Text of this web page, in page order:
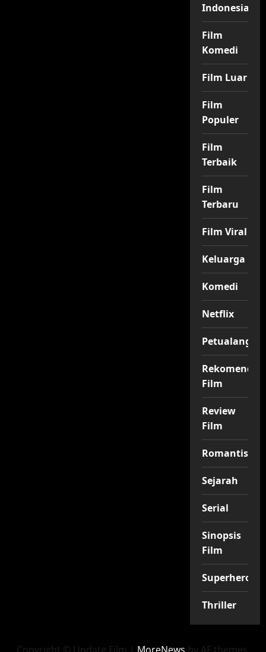
Indonesia
Film
Komedi
Film Luar
Film
Populer
Film
Terbaik
Film
Terbaru
Film Viral
Keluarga
Komedi
Netflix
Petualangan
Rekomendasi
Film
Review
Film
Romantis
Sejarah
Serial
Sinopsis
Film
Superhero
Thriller